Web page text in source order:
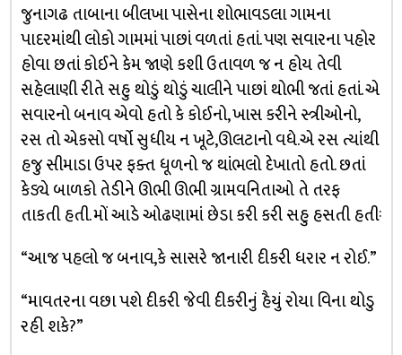
જુનાગઢ તાબાના બીલખા પાસેના શોભાવડલા ગામના
પાદરમાંથી લોકો ગામમાં પાછાં વળતાં હતાં. પણ સવારના પહોર
હોવા છતાં કોઈને કેમ જાણે કશી ઉતાવળ જ ન હોય તેવી
સહેલાણી રીતે સહુ થોડું થોડું ચાલીને પાછાં થોભી જતાં હતાં. એ
સવારનો બનાવ એવો હતો કે કોઈનો, ખાસ કરીને સ્ત્રીઓનો,
રસ તો એકસો વર્ષો સુધીય ન ખૂટે,ઊલટાનો વધે.એ રસ ત્યાંથી
હજુ સીમાડા ઉપર ફક્ત ધૂળનો જ થાંભલો દેખાતો હતો. છતાં
કેડ્યે બાળકો તેડીને ઊભી ઊભી ગ્રામવનિતાઓ તે તરફ
તાકતી હતી. મોં આડે ઓઢણામાં છેડા કરી કરી સહુ હસતી હતીઃ
“આજ પહલો જ બનાવ,કે સાસરે જાનારી દીકરી ધરાર ન રોઈ.”
“માવતરના વછા પશે દીકરી જેવી દીકરીનું હૈયું રોયા વિના થોડુ
રહી શકે?”